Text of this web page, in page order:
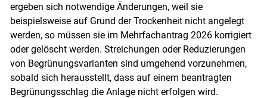
ergeben sich notwendige Änderungen, weil sie
beispielsweise auf Grund der Trockenheit nicht angelegt
werden, so müssen sie im Mehrfachantrag 2026 korrigiert
oder gelöscht werden. Streichungen oder Reduzierungen
von Begrünungsvarianten sind umgehend vorzunehmen,
sobald sich herausstellt, dass auf einem beantragten
Begrünungsschlag die Anlage nicht erfolgen wird.